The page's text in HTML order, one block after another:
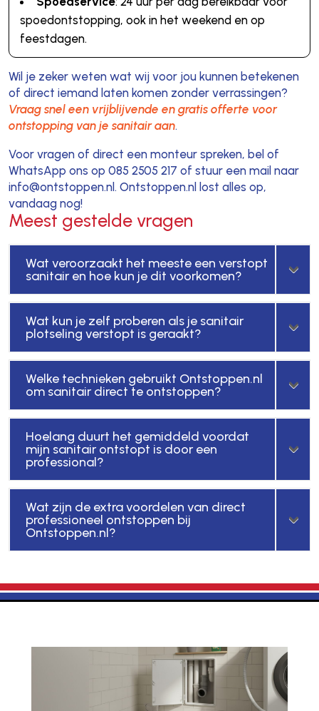
spoedontstopping, ook in het weekend en op
feestdagen.
Wil je zeker weten wat wij voor jou kunnen betekenen
of direct iemand laten komen zonder verrassingen?
Vraag snel een vrijblijvende en gratis offerte voor
ontstopping van je sanitair aan.
Voor vragen of direct een monteur spreken, bel of
WhatsApp ons op 085 2505 217 of stuur een mail naar
info@ontstoppen.nl. Ontstoppen.nl lost alles op,
vandaag nog!
Meest gestelde vragen
Wat veroorzaakt het meeste een verstopt
sanitair en hoe kun je dit voorkomen?
Wat kun je zelf proberen als je sanitair
plotseling verstopt is geraakt?
Welke technieken gebruikt Ontstoppen.nl
om sanitair direct te ontstoppen?
Hoelang duurt het gemiddeld voordat
mijn sanitair ontstopt is door een
professional?
Wat zijn de extra voordelen van direct
professioneel ontstoppen bij
Ontstoppen.nl?